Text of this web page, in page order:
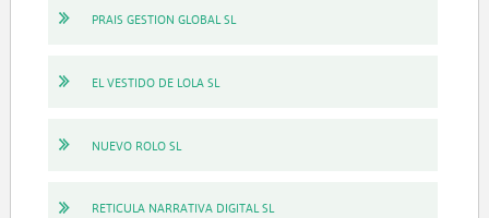
PRAIS GESTION GLOBAL SL
EL VESTIDO DE LOLA SL
NUEVO ROLO SL
RETICULA NARRATIVA DIGITAL SL